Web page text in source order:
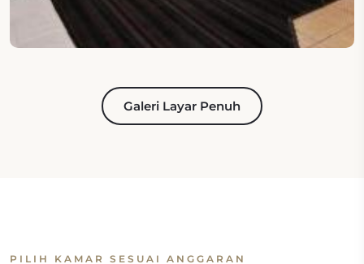
Galeri Layar Penuh
PILIH KAMAR SESUAI ANGGARAN